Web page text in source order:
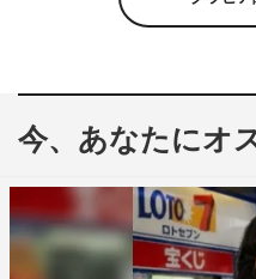
物語。GReeeeN自身が脚
恋する勇気を持てないま
が、“友”と“詩”との出会い
果耶、飯島寛騎ら注目の若
今、あなたにオ